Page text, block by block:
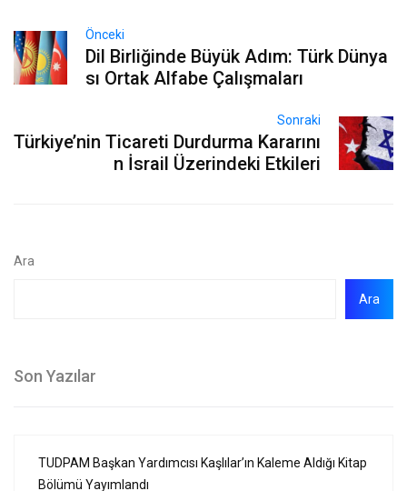
Önceki
Dil Birliğinde Büyük Adım: Türk Dünya
sı Ortak Alfabe Çalışmaları
Sonraki
Türkiye’nin Ticareti Durdurma Kararını
n İsrail Üzerindeki Etkileri
Ara
Ara
Son Yazılar
TUDPAM Başkan Yardımcısı Kaşlılar’ın Kaleme Aldığı Kitap
Bölümü Yayımlandı